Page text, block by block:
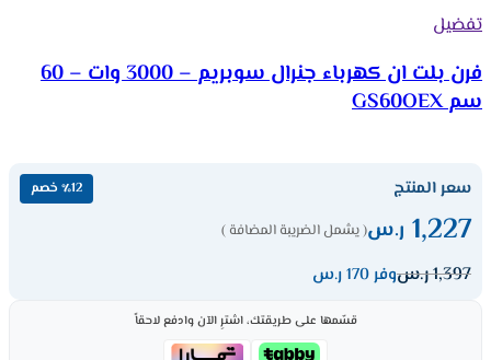
تفضيل
فرن بلت ان كهرباء جنرال سوبريم – 3000 وات – 60
سم GS60OEX
سعر المنتج ٪12 خصم
1,227 ر.س( يشمل الضريبة المضافة )
1,397ر.سوفر 170 ر.س
قسّمها على طريقتك، اشترِ الآن وادفع لاحقاً